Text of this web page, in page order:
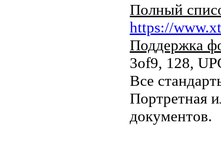
Полный
https://
Поддержка
3of9, 128,
Все
Портретная
документов.